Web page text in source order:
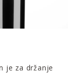
je za držanje